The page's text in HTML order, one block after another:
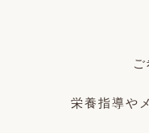
栄養指導や